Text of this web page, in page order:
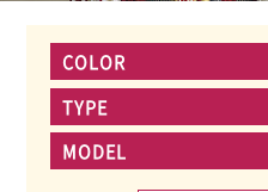
COLOR
TYPE
MODEL